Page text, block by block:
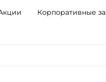
Корпоративные